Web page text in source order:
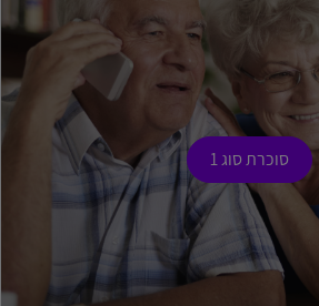
סוכרת סוג 1